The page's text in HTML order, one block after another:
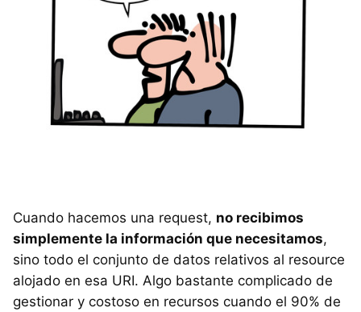
Cuando hacemos una request, no recibimos
simplemente la información que necesitamos,
sino todo el conjunto de datos relativos al resource
alojado en esa URI. Algo bastante complicado de
gestionar y costoso en recursos cuando el 90% de